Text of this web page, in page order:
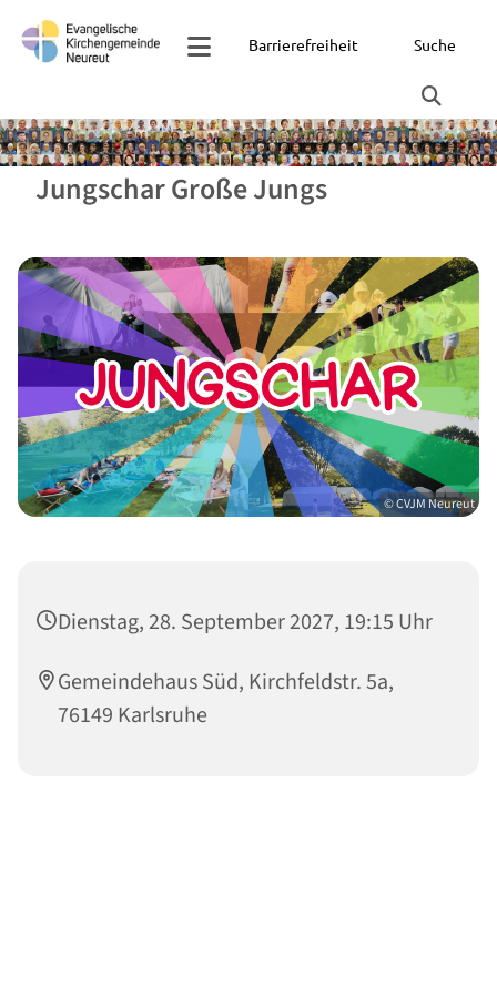
Barrierefreiheit Suche
Jungschar Große Jungs
© CVJM Neureut
Dienstag, 28. September 2027, 19:15 Uhr
Gemeindehaus Süd, Kirchfeldstr. 5a,
76149 Karlsruhe